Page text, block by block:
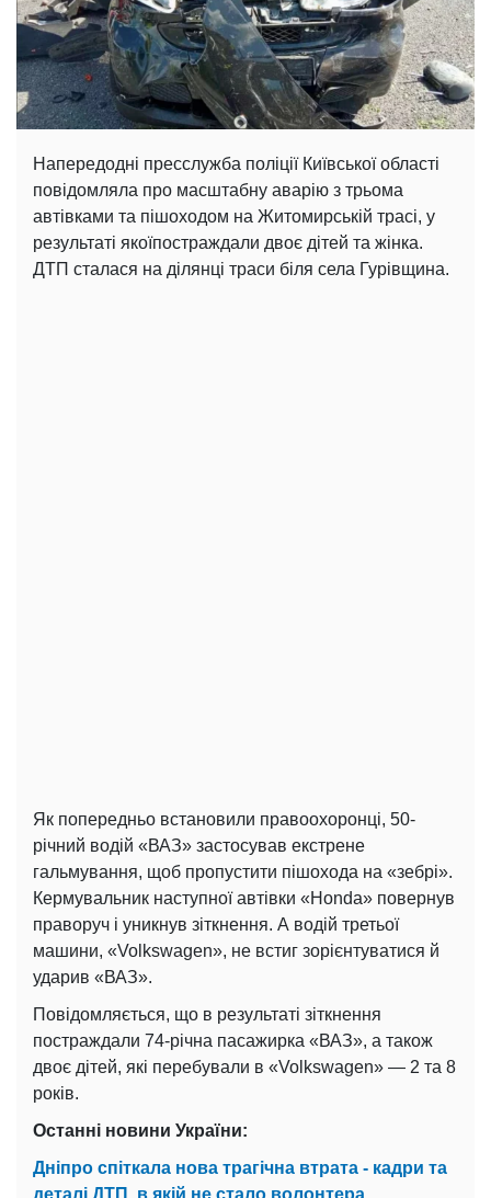
Напередодні пресслужба поліції Київської області
повідомляла про масштабну аварію з трьома
автівками та пішоходом на Житомирській трасі, у
результаті якоїпостраждали двоє дітей та жінка.
ДТП сталася на ділянці траси біля села Гурівщина.
Як попередньо встановили правоохоронці, 50-
річний водій «ВАЗ» застосував екстрене
гальмування, щоб пропустити пішохода на «зебрі».
Кермувальник наступної автівки «Honda» повернув
праворуч і уникнув зіткнення. А водій третьої
машини, «Volkswagen», не встиг зорієнтуватися й
ударив «ВАЗ».
Повідомляється, що в результаті зіткнення
постраждали 74-річна пасажирка «ВАЗ», а також
двоє дітей, які перебували в «Volkswagen» — 2 та 8
років.
Останні новини України:
Дніпро спіткала нова трагічна втрата - кадри та
деталі ДТП, в якій не стало волонтера.